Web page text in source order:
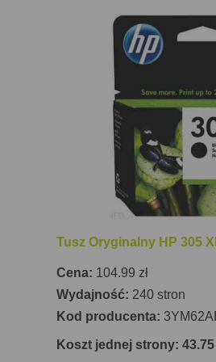
jest to idealne rozwiązanie do
potrzeby zarówno w zakresie
Tusz Oryginalny HP 305
Cena: 104.99 zł
Wydajność: 240 stron
Kod producenta:
Koszt jednej strony: